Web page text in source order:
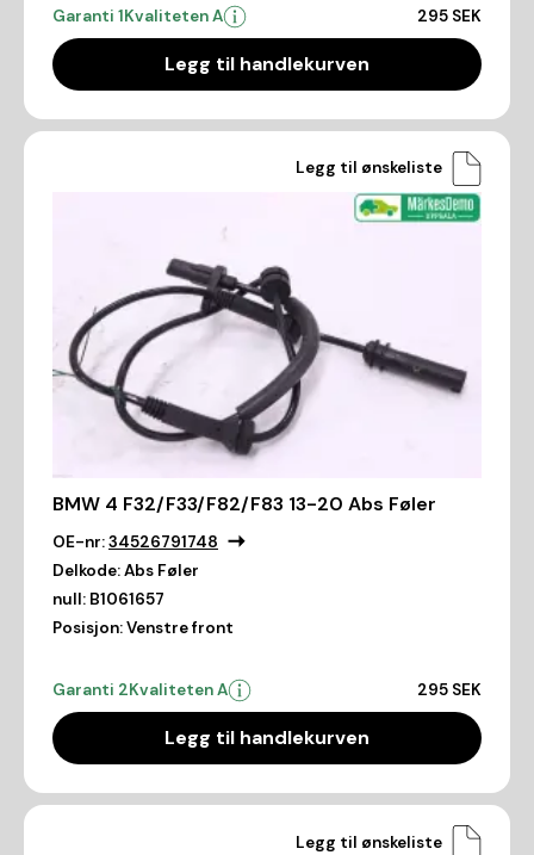
Garanti 1Kvaliteten A 295 SEK
Legg til handlekurven
Legg til ønskeliste
BMW 4 F32/F33/F82/F83 13-20 Abs Føler
OE-nr:34526791748
Delkode:Abs Føler
null: B1061657
Posisjon:Venstre front
Garanti 2Kvaliteten A 295 SEK
Legg til handlekurven
Legg til ønskeliste